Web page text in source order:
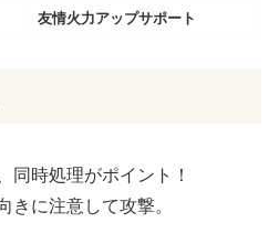
友情火力アップサポート
同時処理がポイント！
きに注意して攻撃。